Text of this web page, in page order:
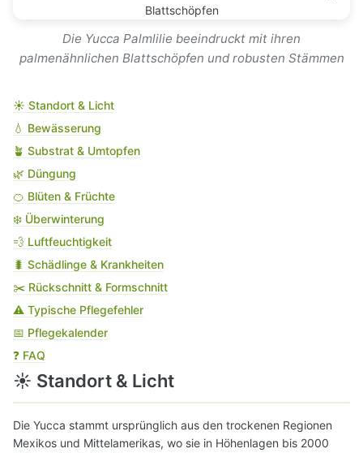
Die Yucca Palmlilie beeindruckt mit ihren
palmenähnlichen Blattschöpfen und robusten Stämmen
☀️ Standort & Licht
💧 Bewässerung
🪴 Substrat & Umtopfen
🌿 Düngung
🍊 Blüten & Früchte
❄️ Überwinterung
💨 Luftfeuchtigkeit
🐛 Schädlinge & Krankheiten
✂️ Rückschnitt & Formschnitt
⚠️ Typische Pflegefehler
📅 Pflegekalender
❓ FAQ
☀️ Standort & Licht
Die Yucca stammt ursprünglich aus den trockenen Regionen
Mexikos und Mittelamerikas, wo sie in Höhenlagen bis 2000